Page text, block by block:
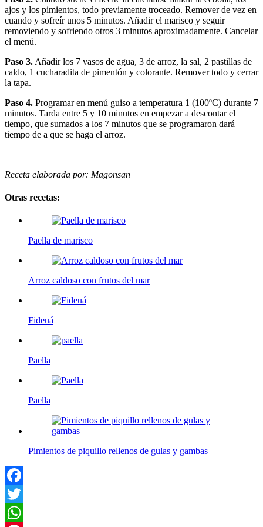
ajos y los pimientos, todo previamente troceado. Remover de vez en
cuando y sofreír unos 5 minutos. Añadir el marisco y seguir
removiendo y sofriendo otros 3 minutos aproximadamente. Cancelar
el menú.
Paso 3. Añadir los 7 vasos de agua, 3 de arroz, la sal, 2 pastillas de
caldo, 1 cucharadita de pimentón y colorante. Remover todo y cerrar
la tapa.
Paso 4. Programar en menú guiso a temperatura 1 (100ºC) durante 7
minutos. Tarda entre 5 y 10 minutos en empezar a descontar el
tiempo, que sumados a los 7 minutos que se programaron dará
tiempo de a que se haga el arroz.
Receta elaborada por: Magonsan
Otras recetas:
Paella de marisco
Arroz caldoso con frutos del mar
Fideuá
Paella
Paella
Pimientos de piquillo rellenos de gulas y gambas
Facebook
Twitter